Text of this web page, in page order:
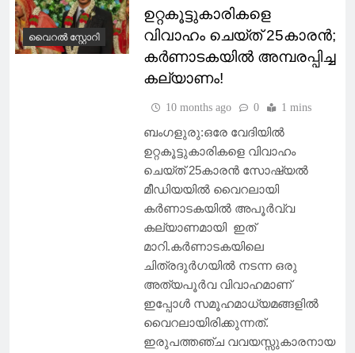
വൈറൽ സ്റ്റോറി
ഉറ്റകൂട്ടുകാരികളെ
വിവാഹം ചെയ്ത് 25കാരൻ;
കർണാടകയിൽ അമ്പരപ്പിച്ച
കല്യാണം!
10 months ago 0 1 mins
ബംഗളുരു:ഒരേ വേദിയിൽ
ഉറ്റകൂട്ടുകാരികളെ വിവാഹം
ചെയ്ത് 25കാരൻ സോഷ്യൽ
മീഡിയയിൽ വൈറലായി
കർണാടകയിൽ അപൂർവ്വ
കല്യാണമായി ഇത്
മാറി.കർണാടകയിലെ
ചിത്രദുർഗയിൽ നടന്ന ഒരു
അത്യപൂർവ വിവാഹമാണ്
ഇപ്പോൾ സമൂഹമാധ്യമങ്ങളിൽ
വൈറലായിരിക്കുന്നത്.
ഇരുപത്തഞ്ച വവയസ്സുകാരനായ